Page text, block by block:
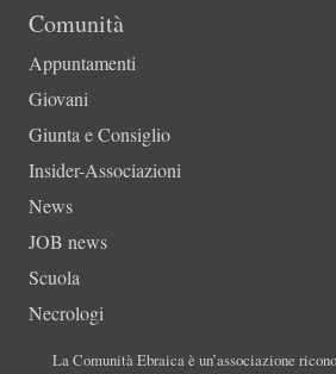
Comunità
Appuntamenti
Giovani
Giunta e Consiglio
Insider-Associazioni
News
JOB news
Scuola
Necrologi
La Comunità Ebraica è un’associazione